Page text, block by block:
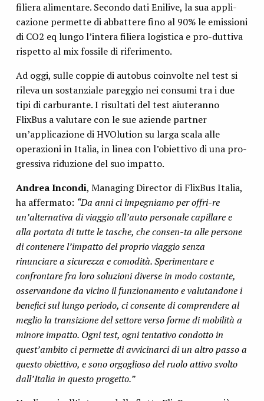
filiera alimentare. Secondo dati Enilive, la sua appli-
cazione permette di abbattere fino al 90% le emissioni
di CO2 eq lungo l’intera filiera logistica e pro-duttiva
rispetto al mix fossile di riferimento.
Ad oggi, sulle coppie di autobus coinvolte nel test si
rileva un sostanziale pareggio nei consumi tra i due
tipi di carburante. I risultati del test aiuteranno
FlixBus a valutare con le sue aziende partner
un’applicazione di HVOlution su larga scala alle
operazioni in Italia, in linea con l’obiettivo di una pro-
gressiva riduzione del suo impatto.
Andrea Incondi, Managing Director di FlixBus Italia,
ha affermato: “Da anni ci impegniamo per offri-re
un’alternativa di viaggio all’auto personale capillare e
alla portata di tutte le tasche, che consen-ta alle persone
di contenere l’impatto del proprio viaggio senza
rinunciare a sicurezza e comodità. Sperimentare e
confrontare fra loro soluzioni diverse in modo costante,
osservandone da vicino il funzionamento e valutandone i
benefici sul lungo periodo, ci consente di comprendere al
meglio la transizione del settore verso forme di mobilità a
minore impatto. Ogni test, ogni tentativo condotto in
quest’ambito ci permette di avvicinarci di un altro passo a
questo obiettivo, e sono orgoglioso del ruolo attivo svolto
dall’Italia in questo progetto.”